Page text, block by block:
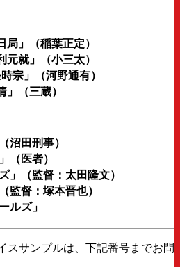
局」（稲葉正定）
元就」（小三太）
宗」（河野通有）
」（三蔵）
沼田刑事）
（医者）
」（監督：太田隆文）
監督：塚本晋也）
ルズ」
スサンプルは、下記番号までお問